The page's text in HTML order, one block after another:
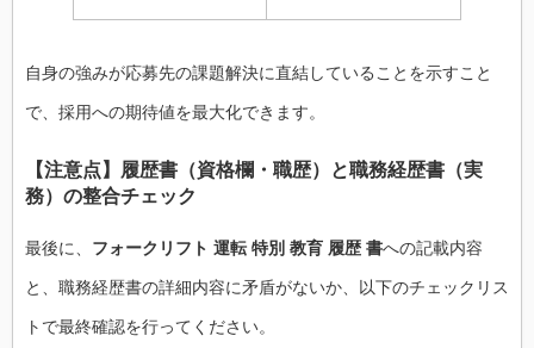
自身の強みが応募先の課題解決に直結していることを示すこと
で、採用への期待値を最大化できます。
【注意点】履歴書（資格欄・職歴）と職務経歴書（実
務）の整合チェック
最後に、 フォークリフト 運転 特別 教育 履歴 書への記載内容
と、職務経歴書の詳細内容に矛盾がないか、以下のチェックリス
トで最終確認を行ってください。